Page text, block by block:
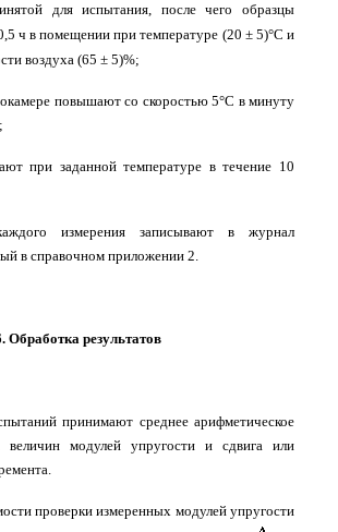
для испытания, после чего образцы
ч в помещении при температуре (20 ± 5)°С и
воздуха (65 ± 5)%;
повышают со скоростью 5°С в минуту
при заданной температуре в течение 10
измерения записывают в журнал
в справочном приложении 2.
Обработка результатов
принимают среднее арифметическое
величин модулей упругости и сдвига или
проверки измеренных модулей упругости